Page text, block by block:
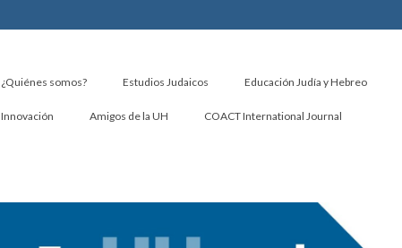
¿Quiénes somos? Estudios Judaicos Educación Judía y Hebreo
Innovación Amigos de la UH COACT International Journal